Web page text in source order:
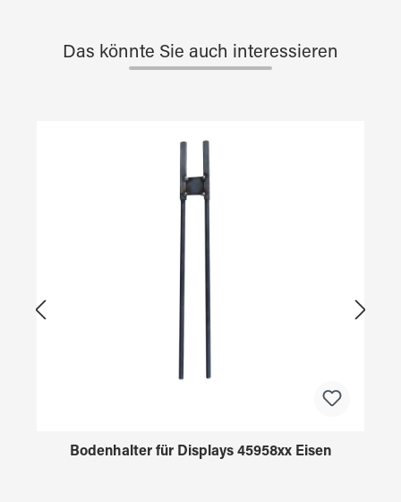
Das könnte Sie auch interessieren
Bodenhalter für Displays 45958xx Eisen